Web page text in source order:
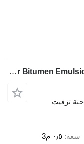
TICAB Manufacturer Bitumen Emulsion Sprayer 500 L, Special offer - 2%
تزفيت
سعة ٠٫٥ م3